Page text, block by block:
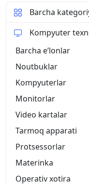
Barcha
Kompyuter
Barcha eʼlonlar
Noutbuklar
Kompyuterlar
Monitorlar
Video kartalar
Tarmoq apparati
Protsessorlar
Materinka
Operativ xotira